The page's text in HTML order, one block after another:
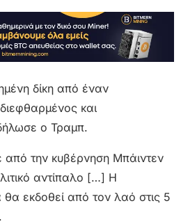
δίκη από έναν
και
ο Τραμπ.
από την κυβέρνηση Μπάιντεν
αντίπαλο […] Η
θα εκδοθεί από τον λαό στις 5